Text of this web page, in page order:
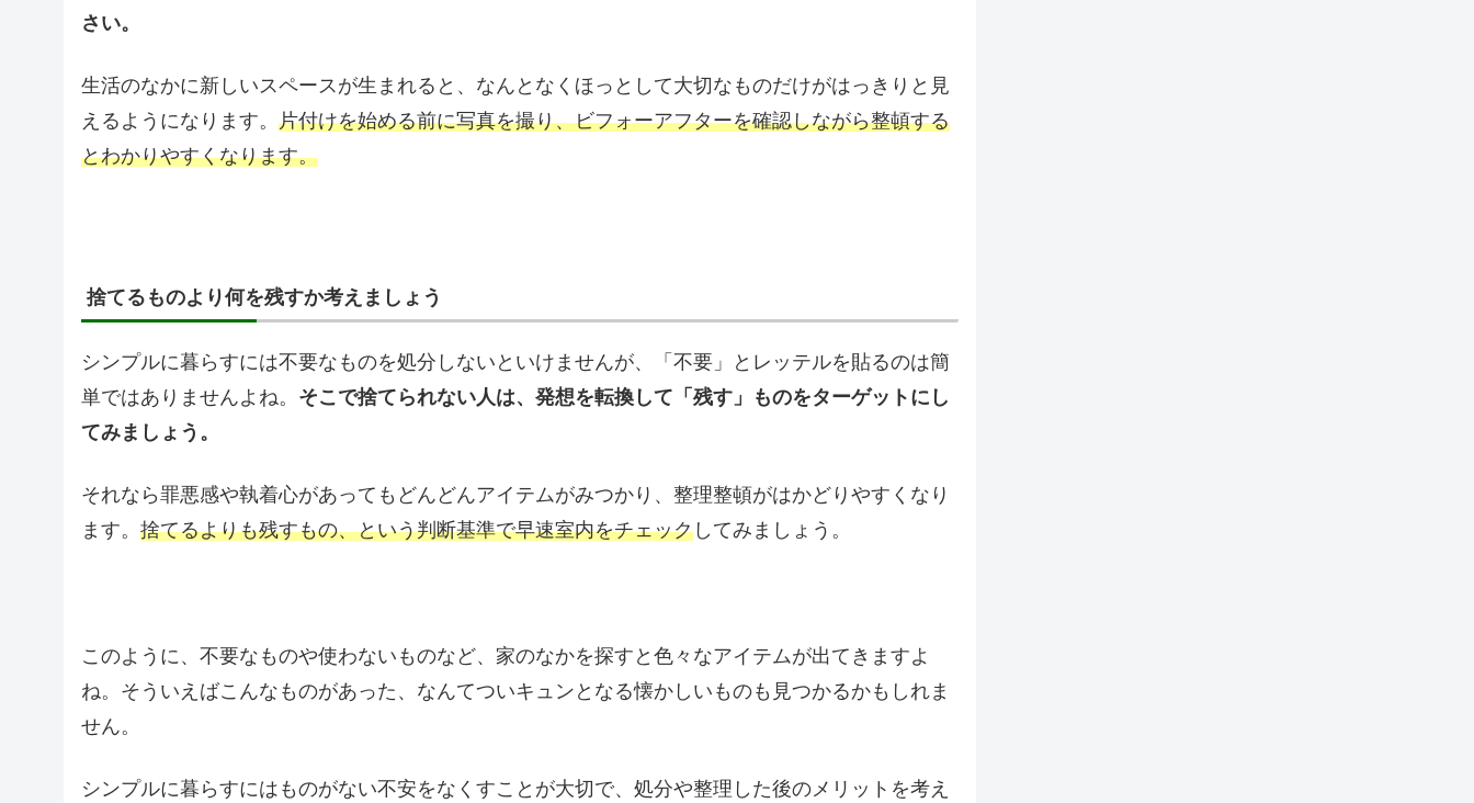
さい。
生活のなかに新しいスペースが生まれると、なんとなくほっとして大切なものだけがはっきりと見
えるようになります。 片付けを始める前に写真を撮り、ビフォーアフターを確認しながら整頓する
とわかりやすくなります。
捨てるものより何を残すか考えましょう
シンプルに暮らすには不要なものを処分しないといけませんが、「不要」とレッテルを貼るのは簡
単ではありませんよね。 そこで捨てられない人は、発想を転換して「残す」ものをターゲットにし
てみましょう。
それなら罪悪感や執着心があってもどんどんアイテムがみつかり、整理整頓がはかどりやすくなり
ます。 捨てるよりも残すもの、という判断基準で早速室内をチェック してみましょう。
このように、不要なものや使わないものなど、家のなかを探すと色々なアイテムが出てきますよ
ね。そういえばこんなものがあった、なんてついキュンとなる懐かしいものも見つかるかもしれま
せん。
シンプルに暮らすにはものがない不安をなくすことが大切で、処分や整理した後のメリットを考え